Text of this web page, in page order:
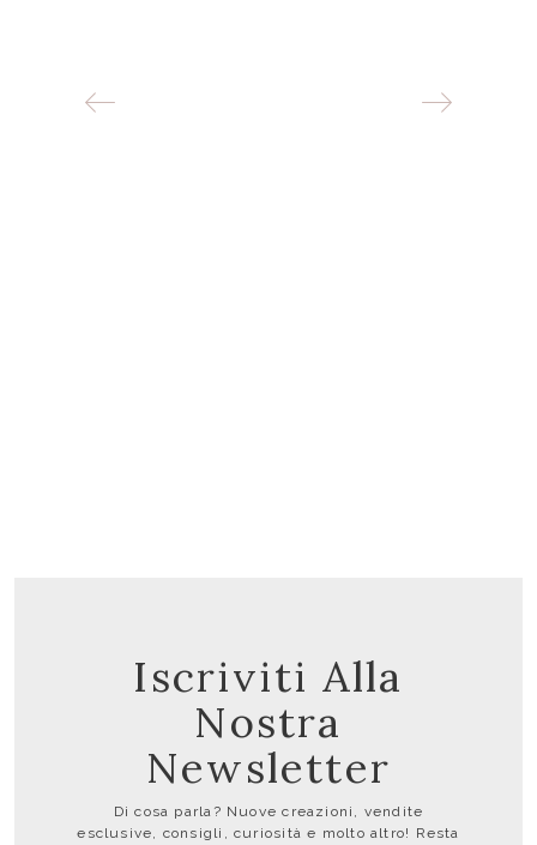
Iscriviti Alla
Nostra
Newsletter
Di cosa parla? Nuove creazioni, vendite
esclusive, consigli, curiosità e molto altro! Resta